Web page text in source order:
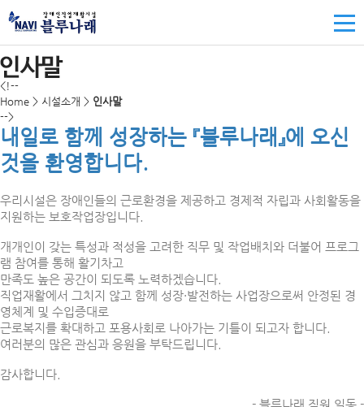
<!--
Home > 시설소개 > 인사말
-->
내일로 함께 성장하는 『블루나래』에 오신
것을 환영합니다.
우리시설은 장애인들의 근로환경을 제공하고 경제적 자립과 사회활동을
지원하는 보호작업장입니다.
개개인이 갖는 특성과 적성을 고려한 직무 및 작업배치와 더불어 프로그
램 참여를 통해 활기차고
만족도 높은 공간이 되도록 노력하겠습니다.
직업재활에서 그치지 않고 함께 성장・발전하는 사업장으로써 안정된 경
영체계 및 수입증대로
근로복지를 확대하고 포용사회로 나아가는 기틀이 되고자 합니다.
여러분의 많은 관심과 응원을 부탁드립니다.
감사합니다.
- 블루나래 직원 일동 -